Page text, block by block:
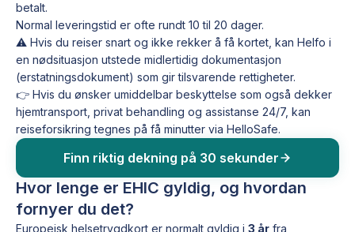
betalt.
Normal leveringstid er ofte rundt 10 til 20 dager.
⚠️ Hvis du reiser snart og ikke rekker å få kortet, kan Helfo i
en nødsituasjon utstede midlertidig dokumentasjon
(erstatningsdokument) som gir tilsvarende rettigheter.
👉 Hvis du ønsker umiddelbar beskyttelse som også dekker
hjemtransport, privat behandling og assistanse 24/7, kan
reiseforsikring tegnes på få minutter via HelloSafe.
Finn riktig dekning på 30 sekunder
Hvor lenge er EHIC gyldig, og hvordan
fornyer du det?
Europeisk helsetrygdkort er normalt gyldig i 3 år fra